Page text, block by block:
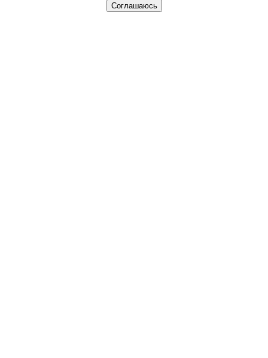
Соглашаюсь